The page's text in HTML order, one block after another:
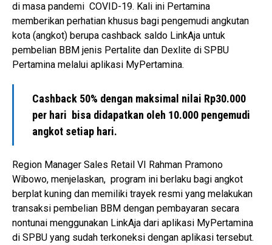
di masa pandemi COVID-19. Kali ini Pertamina
memberikan perhatian khusus bagi pengemudi angkutan
kota (angkot) berupa cashback saldo LinkAja untuk
pembelian BBM jenis Pertalite dan Dexlite di SPBU
Pertamina melalui aplikasi MyPertamina.
Cashback 50% dengan maksimal nilai Rp30.000
per hari bisa didapatkan oleh 10.000 pengemudi
angkot setiap hari.
Region Manager Sales Retail VI Rahman Pramono
Wibowo, menjelaskan, program ini berlaku bagi angkot
berplat kuning dan memiliki trayek resmi yang melakukan
transaksi pembelian BBM dengan pembayaran secara
nontunai menggunakan LinkAja dari aplikasi MyPertamina
di SPBU yang sudah terkoneksi dengan aplikasi tersebut.